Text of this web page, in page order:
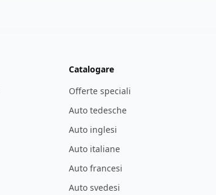
Catalogare
Offerte speciali
Auto tedesche
Auto inglesi
Auto italiane
Auto francesi
Auto svedesi